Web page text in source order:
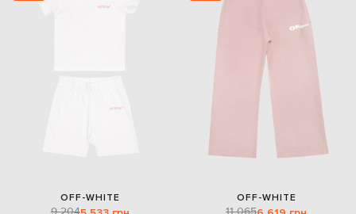
OFF-WHITE OFF-WHITE